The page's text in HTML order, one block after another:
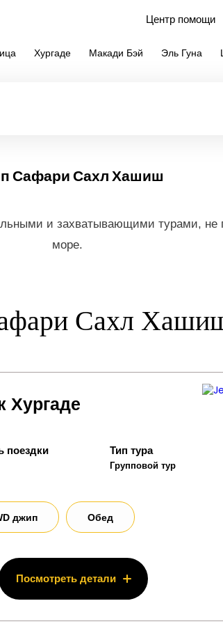
Центр помощи
Хургаде Макади Бэй Эль Гуна
Сахл
Сафари Сахл Хашиш
и захватывающими турами, не
море.
Сахл
Хургаде
поездки Тип тура
Групповой тур
джип Обед
Посмотреть детали